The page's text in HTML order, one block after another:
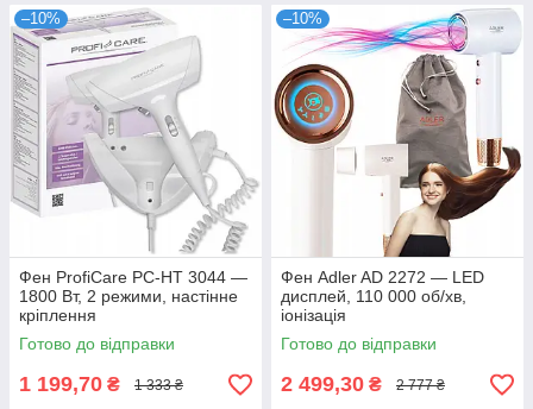
–10%
Фен ProfiCare PC-HT 3044 —
1800 Вт, 2 режими, настінне
кріплення
Готово до відправки
1 199,70 ₴ 1 333 ₴
–10%
Фен Adler AD 2272 — LED
дисплей, 110 000 об/хв,
іонізація
Готово до відправки
2 499,30 ₴ 2 777 ₴